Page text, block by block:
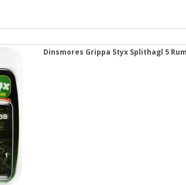
Dinsmores Grippa Styx Splithagl 5 Rum